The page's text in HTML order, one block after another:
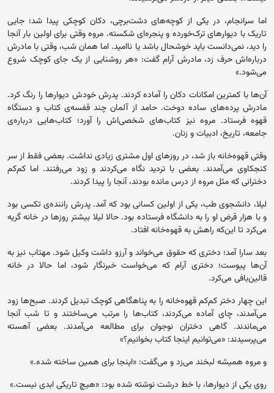
اما سرانجام، در یکی از کوچه‌های دشت‌برچی، دکان کوچکی پیدا شد؛ جایی
تاریک با دیوارهای ترک‌خورده و پنجره‌ای شکسته. مروه وقتی برای اولین بار آنجا
را دید، نمی‌دانست باید خوشحال باشد یا ناامید. اما همان شب، وقتی با مادرش
درباره‌اش حرف زد، مادرش آرام گفت: «هر روشنایی از یک جای کوچک شروع
می‌شود.»
آن‌ها با کمترین امکانات دکان را آماده کردند. پدرش خودش دیوارها را رنگ کرد.
مادرش پرده‌های ساده دوخت. حامد از آلمان چند قفسه‌ی کتاب و دستگاه
قهوه فرستاد. مروه نیز کتاب‌های شخصی‌اش را آورد؛ کتاب‌هایی درباره‌ی
جامعه، تاریخ، ادبیات و زنان.
وقتی قهوه‌خانه باز شد، در روزهای اول مشتری زیادی نداشت. بعضی فقط از سر
کنجکاوی می‌آمدند. بعضی با تردید نگاه می‌کردند و زود می‌رفتند. اما کم‌کم
دخترانی که مثل مروه از درس مانده بودند، آنجا را پیدا کردند.
لیلا، دانشجوی طب، یکی از اولین کسانی بود که آمد. پدرش راننده‌ی تکسی بود
و با هزار قرض او را به دانشگاه فرستاده بود. حالا لیلا بیشتر روزها در خانه گریه
می‌کرد تا این‌که راهش به قهوه‌خانه افتاد.
بعد سارا آمد؛ دختری که حقوق می‌خواند و آرزو داشت وکیل شود. مهتاب نیز به
آن‌ها پیوست؛ دختری آرام که می‌خواست خبرنگار شود، اما حالا در خانه
قالین‌بافی می‌کرد.
این چهار دختر کم‌کم قهوه‌خانه را به پناهگاهی کوچک تبدیل کردند. صبح‌ها زود
می‌آمدند، چای آماده می‌کردند، کتاب‌ها را مرتب می‌ساختند و تا شب آنجا
می‌ماندند. گاهی دختران نوجوان برای مطالعه می‌آمدند. بعضی آهسته
می‌پرسیدند: «می‌توانیم اینجا کتاب بخوانیم؟»
و مروه همیشه لبخند می‌زد و می‌گفت: «اینجا برای همین ساخته شده.»
روی یکی از دیوارها، با خط درشت نوشته شده بود: «هیچ تاریکی ابدی نیست.»